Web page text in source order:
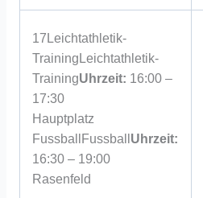
17 Leichtathletik-
Training Leichtathletik-
TrainingUhrzeit: 16:00 –
17:30
Hauptplatz
Fussball
Fussball Uhrzeit:
16:30 – 19:00
Rasenfeld